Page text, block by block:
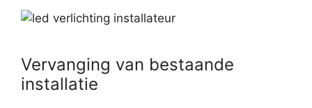
Vervanging van bestaande
installatie